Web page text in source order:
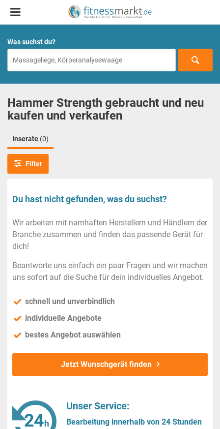
Was suchst du?
Hammer Strength gebraucht und neu
kaufen und verkaufen
Inserate (0)
Filter
Du hast nicht gefunden, was du suchst?
Wir arbeiten mit namhaften Herstellern und Händlern der
Branche zusammen und finden das passende Gerät für
dich!
Beantworte uns einfach ein paar Fragen und wir machen
uns sofort auf die Suche für dein individuelles Angebot.
schnell und unverbindlich
individuelle Angebote
bestes Angebot auswählen
Jetzt Wunschgerät finden
Unser Service:
Bearbeitung innerhalb von 24 Stunden